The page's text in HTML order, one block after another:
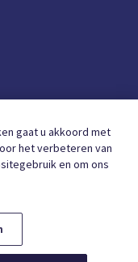
gaat u akkoord met
het verbeteren van
en om ons